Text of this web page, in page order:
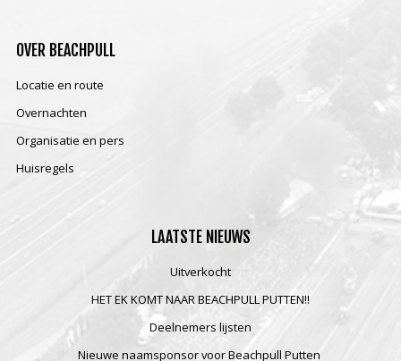
OVER BEACHPULL
Locatie en route
Overnachten
Organisatie en pers
Huisregels
LAATSTE NIEUWS
Uitverkocht
HET EK KOMT NAAR BEACHPULL PUTTEN!!
Deelnemers lijsten
Nieuwe naamsponsor voor Beachpull Putten